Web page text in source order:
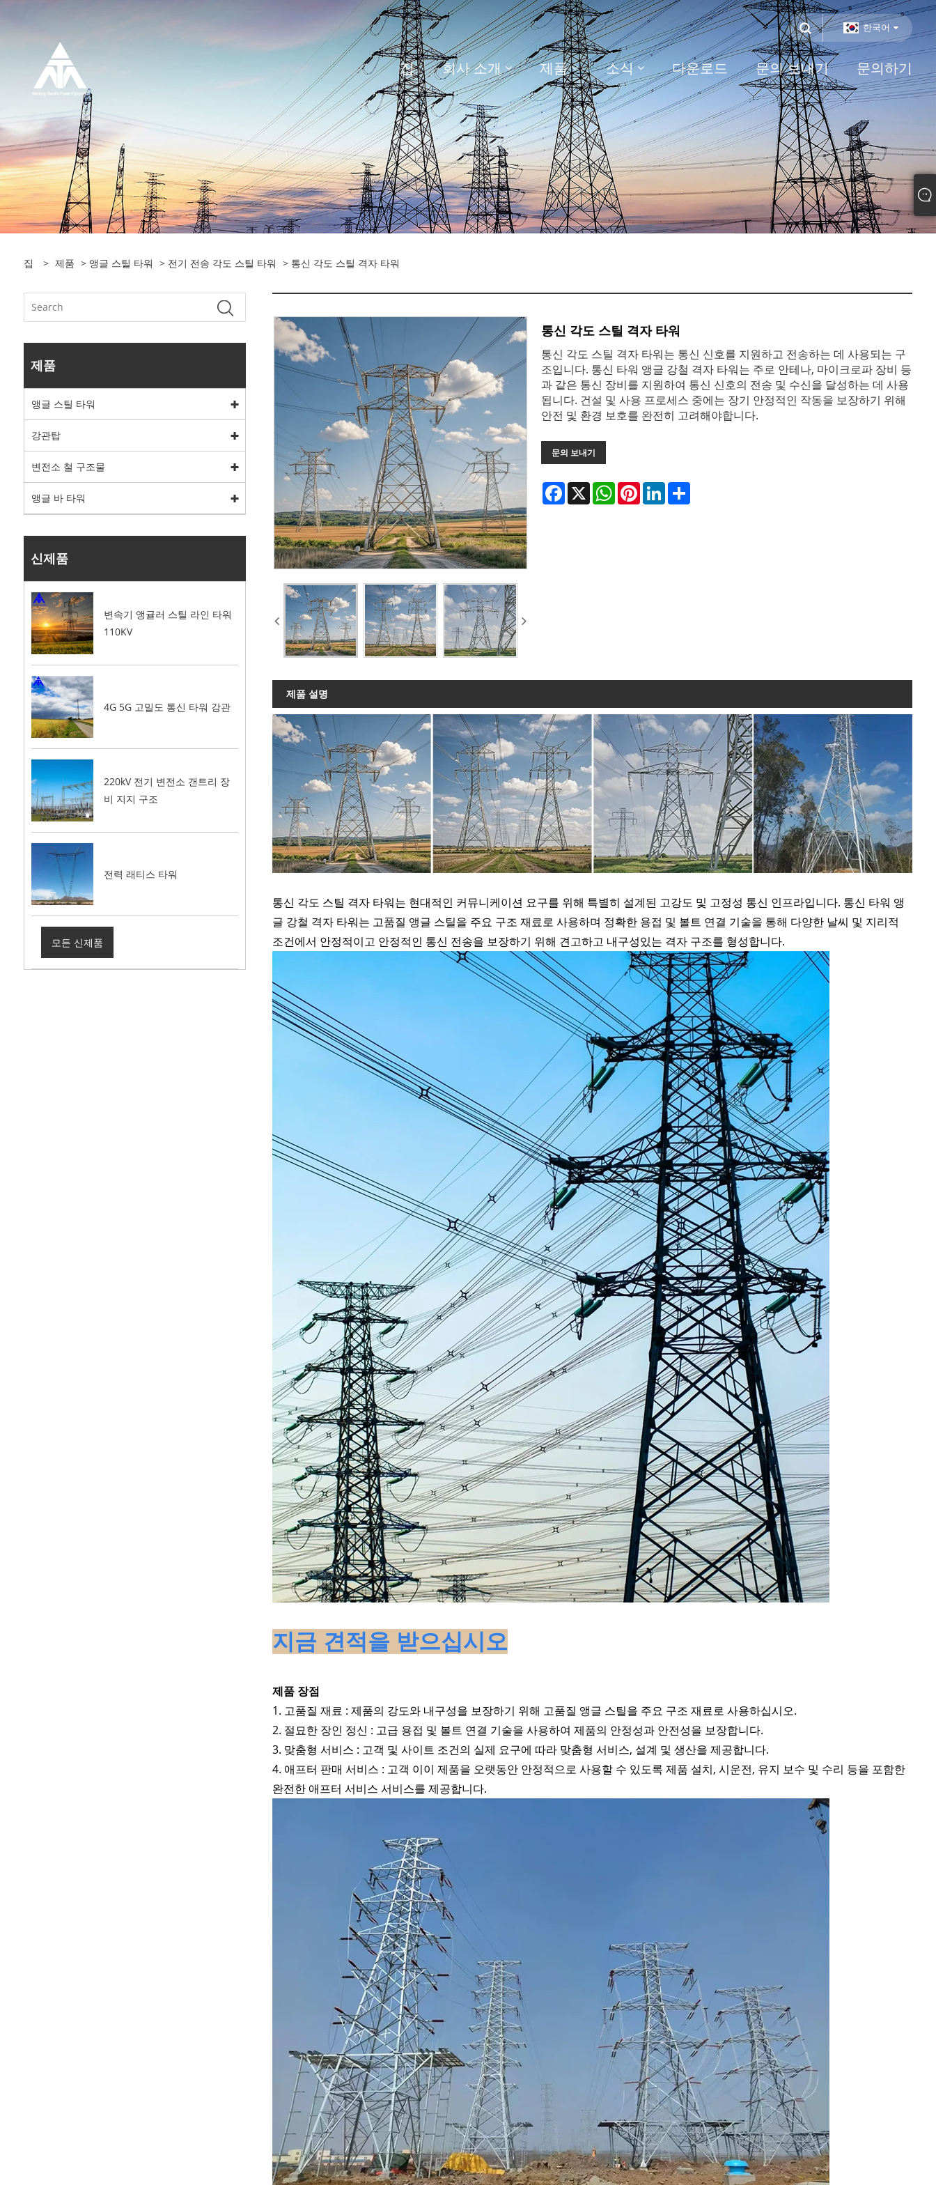
한국어
집 회사 소개 제품 소식 다운로드 문의 보내기 문의하기
집 > 제품 > 앵글 스틸 타워 > 전기 전송 각도 스틸 타워 > 통신 각도 스틸 격자 타워
제품
앵글 스틸 타워
강관탑
변전소 철 구조물
앵글 바 타워
신제품
변속기 앵귤러 스틸 라인 타워
110KV
4G 5G 고밀도 통신 타워 강관
220kV 전기 변전소 갠트리 장
비 지지 구조
전력 래티스 타워
모든 신제품
통신 각도 스틸 격자 타워
통신 각도 스틸 격자 타워는 통신 신호를 지원하고 전송하는 데 사용되는 구
조입니다. 통신 타워 앵글 강철 격자 타워는 주로 안테나, 마이크로파 장비 등
과 같은 통신 장비를 지원하여 통신 신호의 전송 및 수신을 달성하는 데 사용
됩니다. 건설 및 사용 프로세스 중에는 장기 안정적인 작동을 보장하기 위해
안전 및 환경 보호를 완전히 고려해야합니다.
문의 보내기
Facebook
X WhatsApp
PinterestLinkedIn
제품 설명
통신 각도 스틸 격자 타워는 현대적인 커뮤니케이션 요구를 위해 특별히 설계된 고강도 및 고정성 통신 인프라입니다. 통신 타워 앵
글 강철 격자 타워는 고품질 앵글 스틸을 주요 구조 재료로 사용하며 정확한 용접 및 볼트 연결 기술을 통해 다양한 날씨 및 지리적
조건에서 안정적이고 안정적인 통신 전송을 보장하기 위해 견고하고 내구성있는 격자 구조를 형성합니다.
지금 견적을 받으십시오
제품 장점
1. 고품질 재료 : 제품의 강도와 내구성을 보장하기 위해 고품질 앵글 스틸을 주요 구조 재료로 사용하십시오.
2. 절묘한 장인 정신 : 고급 용접 및 볼트 연결 기술을 사용하여 제품의 안정성과 안전성을 보장합니다.
3. 맞춤형 서비스 : 고객 및 사이트 조건의 실제 요구에 따라 맞춤형 서비스, 설계 및 생산을 제공합니다.
4. 애프터 판매 서비스 : 고객 이이 제품을 오랫동안 안정적으로 사용할 수 있도록 제품 설치, 시운전, 유지 보수 및 수리 등을 포함한
완전한 애프터 서비스 서비스를 제공합니다.